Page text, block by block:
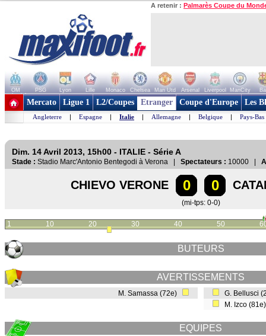
A retenir : Palmarès Coupe du
OM PSG Lyon Lille Monaco Chelsea Man Utd Arsenal Liverpool ManCity
+ de clubs
Mercato Ligue 1 L2/Coupes Etranger Coupe d'Europe Les
Angleterre | Espagne | Italie | Allemagne | Belgique | Pays-Bas
Dim. 14 Avril 2013, 15h00 - ITALIE - Série A
Stade : Stadio Marc'Antonio Bentegodi à Verona | Spectateurs : 10000 |
CHIEVO VERONE 0 0
(mi-tps: 0-0)
1 10 20 30 40 50
BUTEURS
AVERTISSEMENTS
M. Samassa (72e)
G. Bellusci
M. Izco
EQUIPES